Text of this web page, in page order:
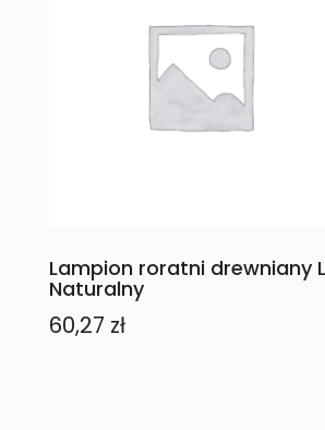
Lampion roratni drewniany
Naturalny
60,27 zł